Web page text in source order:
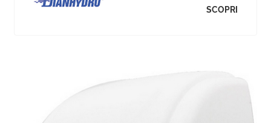
SCOPRI